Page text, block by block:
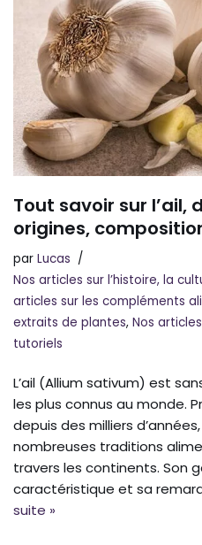
Tout savoir sur l’ail,
origines,
par Lucas
Nos articles sur l’histoire, la
articles sur les compléments
extraits de plantes, Nos
tutoriels
L’ail (Allium sativum) est
les plus connus au monde.
depuis des milliers
nombreuses traditions
travers les continents. Son
caractéristique et sa
suite »